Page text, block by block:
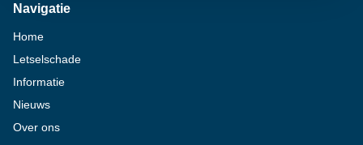
Navigatie
Home
Letselschade
Informatie
Nieuws
Over ons